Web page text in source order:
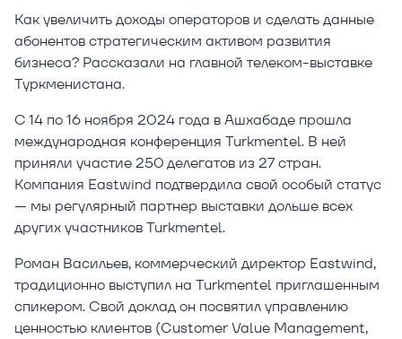
Как увеличить доходы операторов и сделать данные
абонентов стратегическим активом развития
бизнеса? Рассказали на главной телеком-выставке
Туркменистана.
С 14 по 16 ноября 2024 года в Ашхабаде прошла
международная конференция Turkmentel. В ней
приняли участие 250 делегатов из 27 стран.
Компания Eastwind подтвердила свой особый статус
— мы регулярный партнер выставки дольше всех
других участников Turkmentel.
Роман Васильев, коммерческий директор Eastwind,
традиционно выступил на Turkmentel приглашенным
спикером. Свой доклад он посвятил управлению
ценностью клиентов (Customer Value Management,